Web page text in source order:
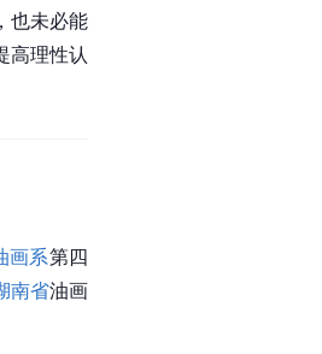
也未必能
高理性认
画系第四
南省油画